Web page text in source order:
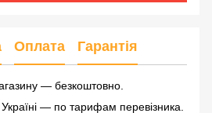
Оплата Гарантія
— безкоштовно.
— по тарифам перевізника.